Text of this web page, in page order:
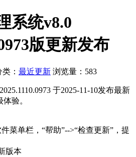
系统v8.0
版更新发布
： 最近更新 浏览量：583
于2025-11-10发布最新
验。
菜单栏，“帮助”-->“检查更新”，提
版本